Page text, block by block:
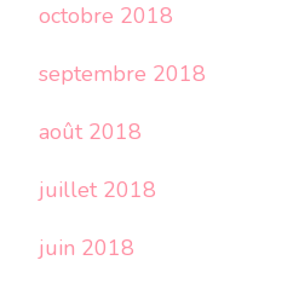
octobre 2018
septembre 2018
août 2018
juillet 2018
juin 2018